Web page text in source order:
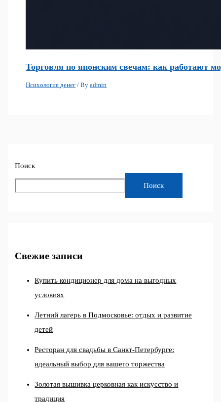
Торговля по японским свечам: как работают
Психология денег / Byadmin
Поиск
Поиск
Свежие записи
Купить кондиционер для дома на выгодных
условиях
Летний лагерь в Подмосковье: отдых и развитие
детей
Ресторан для свадьбы в Санкт-Петербурге:
идеальный выбор для вашего торжества
Золотая вышивка церковная как искусство и
традиция